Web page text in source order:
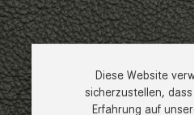
Diese Website
sicherzustellen,
Erfahrung auf